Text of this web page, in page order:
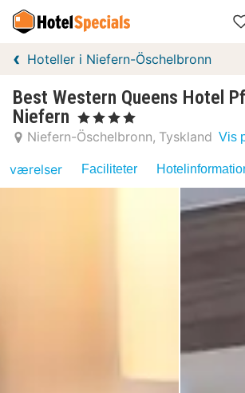
Hoteller i Niefern-Öschelbronn
Best Western Queens Hotel
Niefern
, 4 Stjerner
Niefern-Öschelbronn Tyskland Vis
værelser Faciliteter